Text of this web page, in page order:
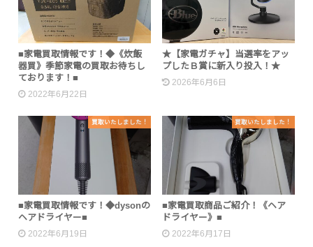
■家電買取情報です！◆《炊飯
器買》季節家電の買取お待ちし
ております！■
2022年6月22日
★【家電ガチャ】当選率をアッ
プしたＢ賞に新入り投入！★
2026年6月6日
買取いたしました！
■家電買取情報です！◆dysonの
ヘアドライヤー■
2022年6月19日
買取いたしました！
■家電買取商品ご紹介！《ヘア
ドライヤー》■
2022年6月17日